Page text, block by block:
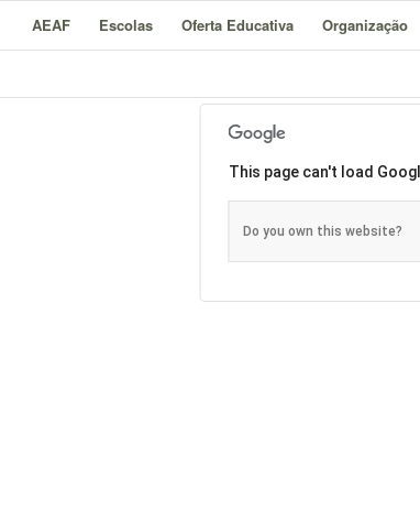
AEAF Escolas Oferta Educativa Organização
This page can't load
Do you own this website?